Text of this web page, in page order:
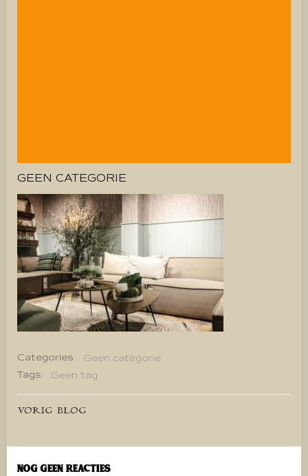
GEEN CATEGORIE
Categories:
Geen categorie
Tags:
Geen tag
Bericht
navigatie
VORIG BLOG
Nog geen reacties